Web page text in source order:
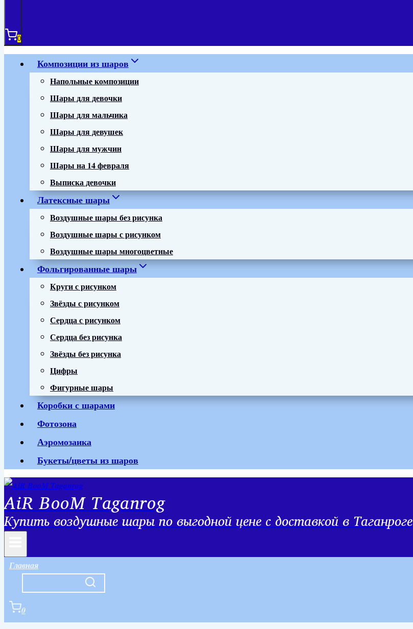
0
Композиции из шаров
Напольные композиции
Шары для девочки
Шары для мальчика
Шары для девушек
Шары для мужчин
Шары на 14 февраля
Выписка девочки
Латексные шары
Воздушные шары без рисунка
Воздушные шары с рисунком
Воздушные шары многоцветные
Фольгированные шары
Круги с рисунком
Звёзды с рисунком
Сердца с рисунком
Сердца без рисунка
Звёзды без рисунка
Цифры
Фигурные шары
Коробки с шарами
Фотозона
Аэромозаика
Букеты/цветы из шаров
AiR BooM Taganrog
Купить воздушные шары по выгодной цене с доставкой в Таганроге
Главная
0